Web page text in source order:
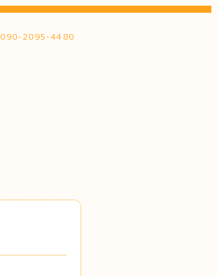
090-2095-4480